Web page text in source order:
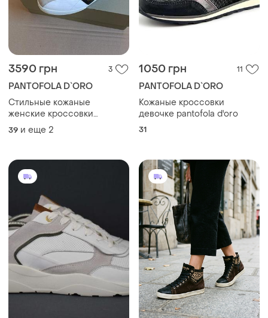
3590 грн 3
PANTOFOLA D`ORO
Стильные кожаные
женские кроссовки
pantofola d'oro olympica.
новые в коробке оригинал
39 и еще 2
1050 грн 11
PANTOFOLA D`ORO
Кожаные кроссовки
девочке pantofola d'oro
31